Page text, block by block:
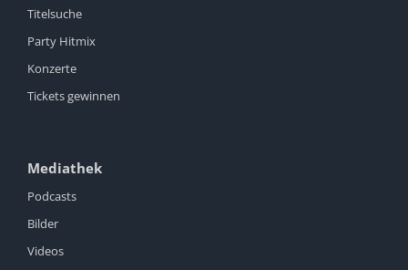
Titelsuche
Party Hitmix
Konzerte
Tickets gewinnen
Mediathek
Podcasts
Bilder
Videos